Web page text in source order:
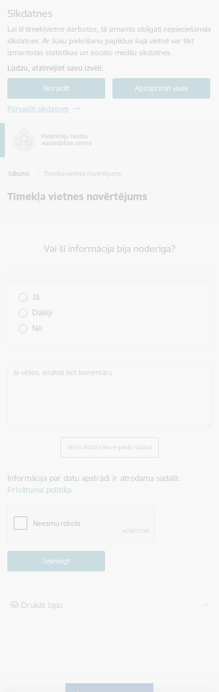
Sīkdatnes
Lai šī tīmekļvietne darbotos, tā izmanto obligāti nepieciešamās
sīkdatnes. Ar Jūsu piekrišanu papildus šajā vietnē var tikt
izmantotas statistikas un sociālo mediju sīkdatnes.
Lūdzu, atzīmējiet savu izvēli:
Noraidīt Apstiprināt visas
Pārvaldīt sīkdatnes
Sākums Tīmekļa vietnes novērtējums
Tīmekļa vietnes novērtējums
Vai šī informācija bija noderīga?
Jā
Daļēji
Nē
Ja vēlies, ieraksti šeit komentāru
Vēlos atstāt savu e-pastu saziņai
Informācija par datu apstrādi ir atrodama sadaļā:
Privātuma politika
Drukāt lapu